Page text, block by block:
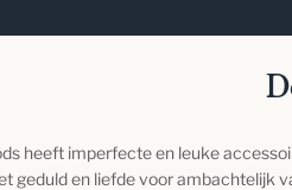
heeft imperfecte en leuke
geduld en liefde voor ambachtelijk